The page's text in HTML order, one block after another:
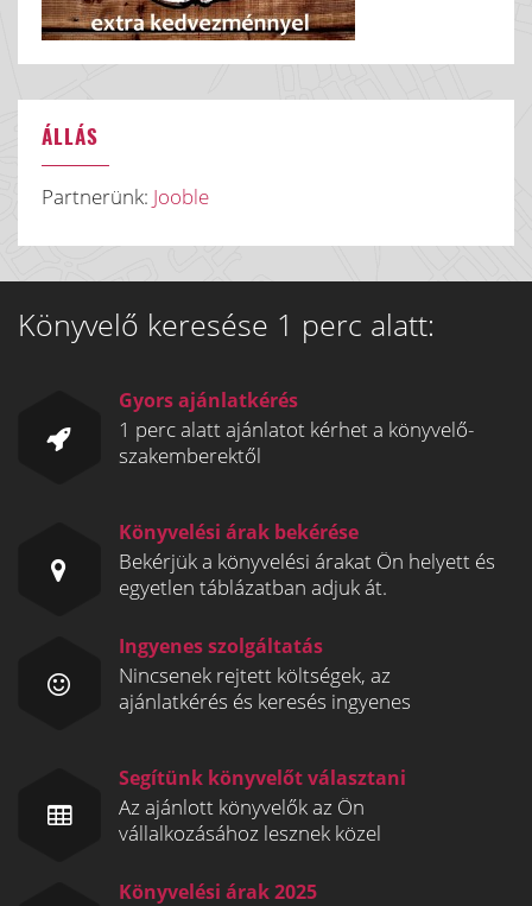
ÁLLÁS
Partnerünk: Jooble
Könyvelő keresése 1 perc alatt:
Gyors ajánlatkérés
1 perc alatt ajánlatot kérhet a könyvelő-
szakemberektől
Könyvelési árak bekérése
Bekérjük a könyvelési árakat Ön helyett és
egyetlen táblázatban adjuk át.
Ingyenes szolgáltatás
Nincsenek rejtett költségek, az
ajánlatkérés és keresés ingyenes
Segítünk könyvelőt választani
Az ajánlott könyvelők az Ön
vállalkozásához lesznek közel
Könyvelési árak 2025